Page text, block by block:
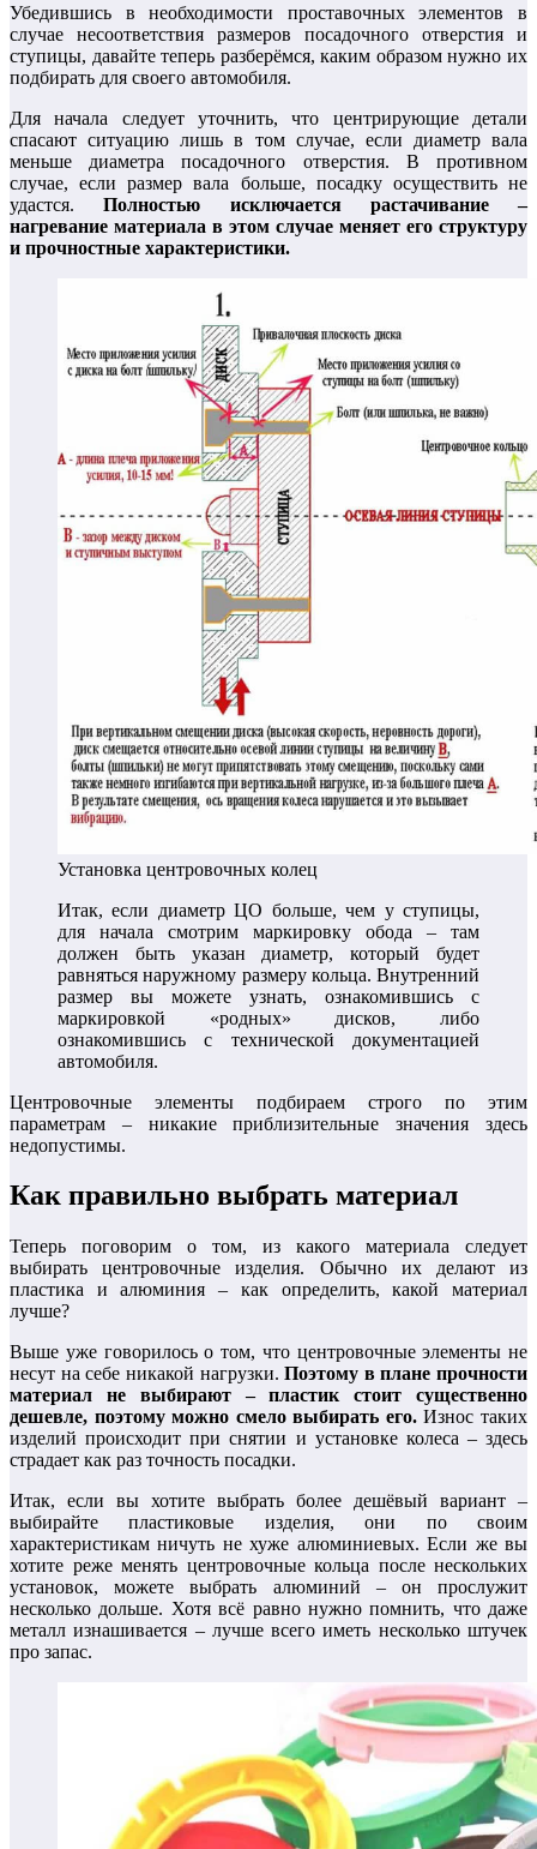
Убедившись в необходимости проставочных элементов в
случае несоответствия размеров посадочного отверстия и
ступицы, давайте теперь разберёмся, каким образом нужно их
подбирать для своего автомобиля.
Для начала следует уточнить, что центрирующие детали
спасают ситуацию лишь в том случае, если диаметр вала
меньше диаметра посадочного отверстия. В противном
случае, если размер вала больше, посадку осуществить не
удастся.Полностью исключается растачивание –
нагревание материала в этом случае меняет его структуру
и прочностные характеристики.
Установка центровочных колец
Итак, если диаметр ЦО больше, чем у ступицы,
для начала смотрим маркировку обода – там
должен быть указан диаметр, который будет
равняться наружному размеру кольца. Внутренний
размер вы можете узнать, ознакомившись с
маркировкой «родных» дисков, либо
ознакомившись с технической документацией
автомобиля.
Центровочные элементы подбираем строго по этим
параметрам – никакие приблизительные значения здесь
недопустимы.
Как правильно выбрать материал
Теперь поговорим о том, из какого материала следует
выбирать центровочные изделия. Обычно их делают из
пластика и алюминия – как определить, какой материал
лучше?
Выше уже говорилось о том, что центровочные элементы не
несут на себе никакой нагрузки.Поэтому в плане прочности
материал не выбирают – пластик стоит существенно
дешевле, поэтому можно смело выбирать его.Износ таких
изделий происходит при снятии и установке колеса – здесь
страдает как раз точность посадки.
Итак, если вы хотите выбрать более дешёвый вариант –
выбирайте пластиковые изделия, они по своим
характеристикам ничуть не хуже алюминиевых. Если же вы
хотите реже менять центровочные кольца после нескольких
установок, можете выбрать алюминий – он прослужит
несколько дольше. Хотя всё равно нужно помнить, что даже
металл изнашивается – лучше всего иметь несколько штучек
про запас.